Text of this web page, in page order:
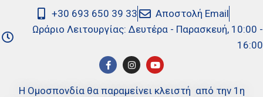
+30 693 650 39 33
Αποστολή Email
Ωράριο Λειτουργίας: Δευτέρα - Παρασκευή, 10:00 -
16:00
Η Ομοσπονδία θα παραμείνει κλειστή από την 1η